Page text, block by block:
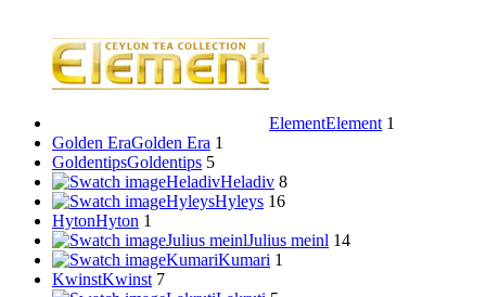
ElementElement 1
Golden EraGolden Era 1
GoldentipsGoldentips 5
HeladivHeladiv 8
HyleysHyleys 16
HytonHyton 1
Julius meinlJulius meinl 14
KumariKumari 1
KwinstKwinst 7